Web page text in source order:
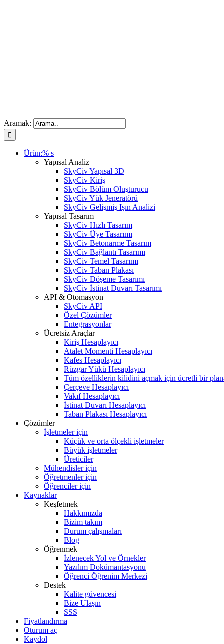
Aramak:
Ürün:% s
Yapısal Analiz
SkyCiv Yapısal 3D
SkyCiv Kiriş
SkyCiv Bölüm Oluşturucu
SkyCiv Yük Jeneratörü
SkyCiv Gelişmiş Işın Analizi
Yapısal Tasarım
SkyCiv Hızlı Tasarım
SkyCiv Üye Tasarımı
SkyCiv Betonarme Tasarım
SkyCiv Bağlantı Tasarımı
SkyCiv Temel Tasarımı
SkyCiv Taban Plakası
SkyCiv Döşeme Tasarımı
SkyCiv İstinat Duvarı Tasarımı
API & Otomasyon
SkyCiv API
Özel Çözümler
Entegrasyonlar
Ücretsiz Araçlar
Kiriş Hesaplayıcı
Atalet Momenti Hesaplayıcı
Kafes Hesaplayıcı
Rüzgar Yükü Hesaplayıcı
Tüm özelliklerin kilidini açmak için ücretli bir
Çerçeve Hesaplayıcı
Vakıf Hesaplayıcı
İstinat Duvarı Hesaplayıcı
Taban Plakası Hesaplayıcı
Çözümler
İşletmeler için
Küçük ve orta ölçekli işletmeler
Büyük işletmeler
Üreticiler
Mühendisler için
Öğretmenler için
Öğrenciler için
Kaynaklar
Keşfetmek
Hakkımızda
Bizim takım
Durum çalışmaları
Blog
Öğrenmek
İzlenecek Yol ve Örnekler
Yazılım Dokümantasyonu
Öğrenci Öğrenim Merkezi
Destek
Kalite güvencesi
Bize Ulaşın
SSS
Fiyatlandırma
Oturum aç
Kaydol